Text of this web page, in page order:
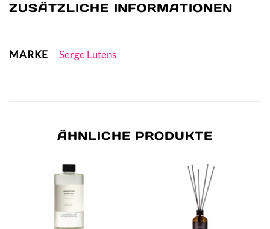
ZUSÄTZLICHE INFORMATIONEN
MARKE Serge Lutens
ÄHNLICHE PRODUKTE